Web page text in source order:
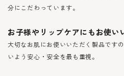
分にこだわっています。
お子様やリップケアにもお使い
大切なお肌にお使いいただく製品です
いよう安心・安全を最も重視。